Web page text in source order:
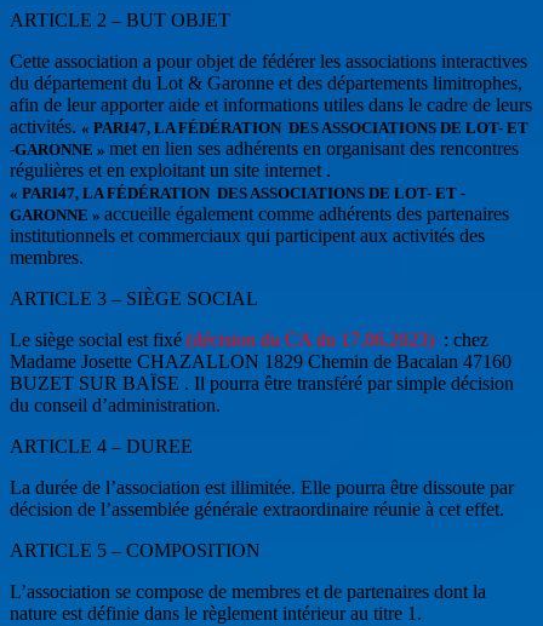
ARTICLE 2 – BUT OBJET
Cette association a pour objet de fédérer les associations interactives
du département du Lot & Garonne et des départements limitrophes,
afin de leur apporter aide et informations utiles dans le cadre de leurs
activités. « PARI47, LA FÉDÉRATION DES ASSOCIATIONS DE LOT- ET
-GARONNE » met en lien ses adhérents en organisant des rencontres
régulières et en exploitant un site internet .
« PARI47, LA FÉDÉRATION DES ASSOCIATIONS DE LOT- ET -
GARONNE » accueille également comme adhérents des partenaires
institutionnels et commerciaux qui participent aux activités des
membres.
ARTICLE 3 – SIÈGE SOCIAL
Le siège social est fixé (décision du CA du 17.06.2023) : chez
Madame Josette CHAZALLON 1829 Chemin de Bacalan 47160
BUZET SUR BAÏSE . Il pourra être transféré par simple décision
du conseil d’administration.
ARTICLE 4 – DUREE
La durée de l’association est illimitée. Elle pourra être dissoute par
décision de l’assemblée générale extraordinaire réunie à cet effet.
ARTICLE 5 – COMPOSITION
L’association se compose de membres et de partenaires dont la
nature est définie dans le règlement intérieur au titre 1.